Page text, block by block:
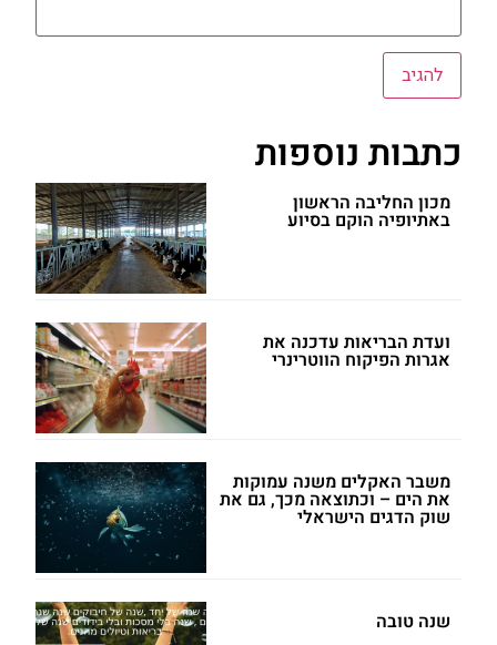
כתבות נוספות
מכון החליבה הראשון
באתיופיה הוקם בסיוע
ועדת הבריאות עדכנה את
אגרות הפיקוח הווטרינרי
משבר האקלים משנה עמוקות
את הים – וכתוצאה מכך, גם את
שוק הדגים הישראלי
שנה טובה